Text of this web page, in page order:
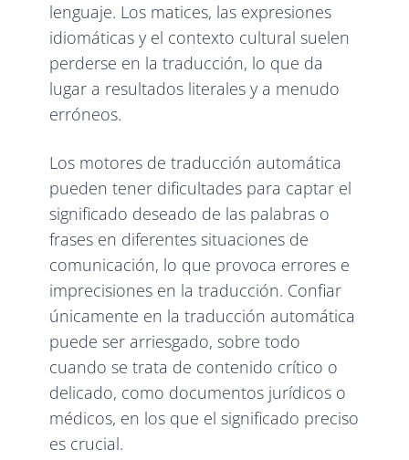
lenguaje. Los matices, las expresiones
idiomáticas y el contexto cultural suelen
perderse en la traducción, lo que da
lugar a resultados literales y a menudo
erróneos.
Los motores de traducción automática
pueden tener dificultades para captar el
significado deseado de las palabras o
frases en diferentes situaciones de
comunicación, lo que provoca errores e
imprecisiones en la traducción. Confiar
únicamente en la traducción automática
puede ser arriesgado, sobre todo
cuando se trata de contenido crítico o
delicado, como documentos jurídicos o
médicos, en los que el significado preciso
es crucial.